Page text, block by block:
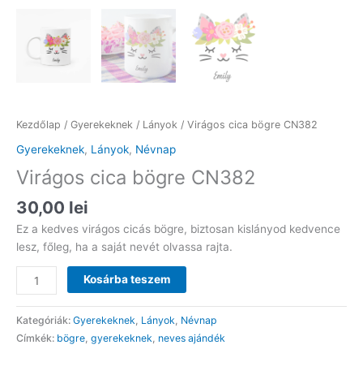
Kezdőlap / Gyerekeknek / Lányok / Virágos cica bögre CN382
Gyerekeknek, Lányok, Névnap
Virágos cica bögre CN382
30,00 lei
Ez a kedves virágos cicás bögre, biztosan kislányod kedvence
lesz, főleg, ha a saját nevét olvassa rajta.
Virágos
cica
bögre
CN382
mennyiség
Kosárba teszem
Kategóriák: Gyerekeknek, Lányok, Névnap
Címkék: bögre, gyerekeknek, neves ajándék